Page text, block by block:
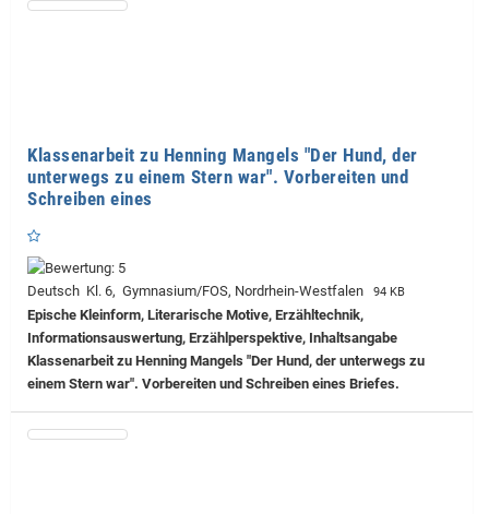
Klassenarbeit zu Henning Mangels "Der Hund, der
unterwegs zu einem Stern war". Vorbereiten und
Schreiben eines
Deutsch Kl. 6, Gymnasium/FOS, Nordrhein-Westfalen 94 KB
Epische Kleinform, Literarische Motive, Erzähltechnik,
Informationsauswertung, Erzählperspektive, Inhaltsangabe
Klassenarbeit zu Henning Mangels "Der Hund, der unterwegs zu
einem Stern war". Vorbereiten und Schreiben eines Briefes.